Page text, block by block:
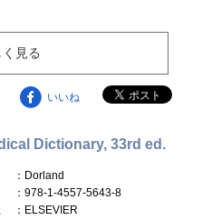
見る
いいね
Dictionary, 33rd ed.
：Dorland
：978-1-4557-5643-8
：ELSEVIER